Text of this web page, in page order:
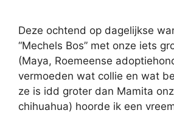
Deze ochtend op dagelijkse
“Mechels Bos” met onze iets
(Maya, Roemeense
vermoeden wat collie en wat
ze is idd groter dan Mamita
chihuahua) hoorde ik een